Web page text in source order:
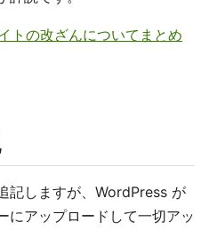
トの改ざんについてまとめ
記しますが、WordPress が
にアップロードして一切アッ